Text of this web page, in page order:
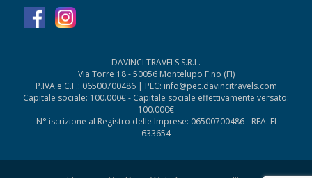
DAVINCI TRAVELS S.R.L.
Via Torre 18 - 50056 Montelupo F.no (FI)
P.IVA e C.F.: 06500700486 | PEC: info@pec.davincitravels.com
Capitale sociale: 100.000€ - Capitale sociale effettivamente versato:
100.000€
N° iscrizione al Registro delle Imprese: 06500700486 - REA: FI
633654